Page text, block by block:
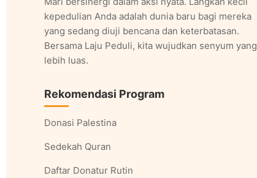
kepedulian Anda adalah dunia baru bagi mereka
yang sedang diuji bencana dan keterbatasan.
Bersama Laju Peduli, kita wujudkan senyum yang
lebih luas.
Rekomendasi Program
Donasi Palestina
Sedekah Quran
Daftar Donatur Rutin